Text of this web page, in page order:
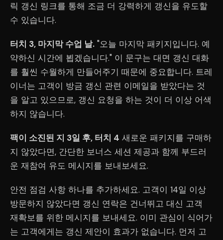
릭 갱신 링크를 통해 조금 더 강력하게 갱신을 유도할
수 있습니다.
터치 3, 마지막 수업 날. "오늘 마지막 패키지입니다. 예
약하신 시간에 뵙겠습니다." 이 문구는 대면 갱신 대화
를 훨씬 수월하게 만들어주기 때문에 중요합니다. 트레
이너는 고객이 방금 갱신 관련 이메일을 받았다는 것
을 알고 있으므로, 갱신 요청을 하는 것이 더 이상 어색
하지 않습니다.
팩이 소진된 지 3일 후, 터치 4 새로운 패키지를 구매하
지 않았다면, 간단한 보너스 세션 제공과 함께 부드러
운 재참여 유도 메시지를 보내보세요.
안전 점검 사항 하나를 추가하세요. 고객이 14일 이상
방문하지 않았다면 갱신 연락은 건너뛰고 대신 고객
재확보를 위한 메시지를 보내세요. 이미 관심이 식어가
는 고객에게는 갱신 제안이 효과가 없습니다. 먼저 고